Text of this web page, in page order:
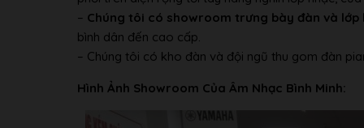
Chức năng khác
Transpose Key
USB MEMORY
MIDI connectors
– Chúng tôi có showroom trưng bày đàn và lớp
bình dân đến cao cấp.
– Chúng tôi có kho đàn và đội ngũ thu gom đàn
Hình Ảnh Showroom Của Âm Nhạc Bình Minh: